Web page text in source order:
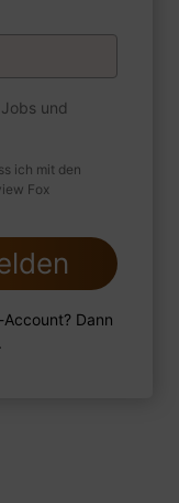
hatten?
Audio aufnehmen
und
ich mit den
Fox
Dann